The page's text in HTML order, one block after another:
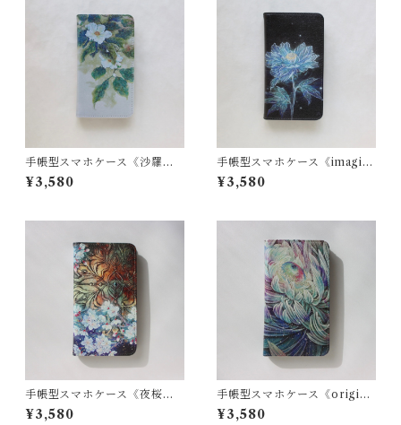
手帳型スマホケース《沙羅双
樹》全機種対応・Mサイズ
¥3,580
手帳型スマホケース《imagina
tor》全機種対応・Mサイズ
¥3,580
手帳型スマホケース《夜桜》
全機種対応
¥3,580
手帳型スマホケース《origi
n》全機種対応・Mサイズ
¥3,580